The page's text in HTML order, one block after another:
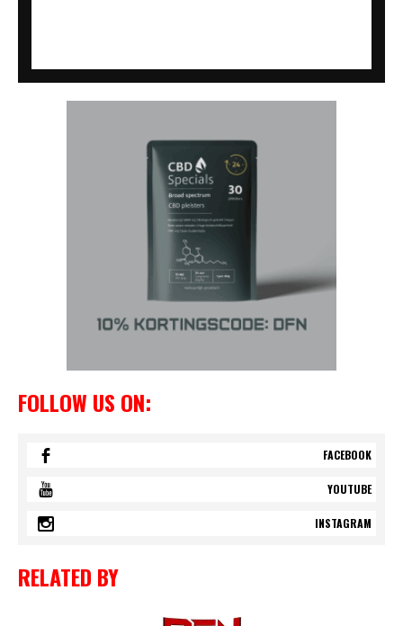
FOLLOW US ON:
FACEBOOK
YOUTUBE
INSTAGRAM
RELATED BY